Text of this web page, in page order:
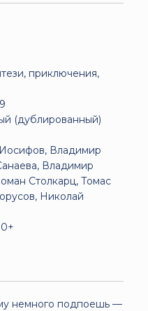
приключения,
(дублированный)
Владимир
Владимир
Столкарц, Томас
Николай
0+
немного подпоешь —